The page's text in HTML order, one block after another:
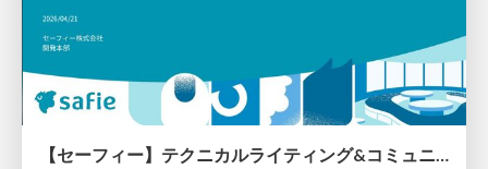
【セーフィー】テクニカルライティング&コミュニケーション実践講座（26新卒エンジニア向け研修資料）